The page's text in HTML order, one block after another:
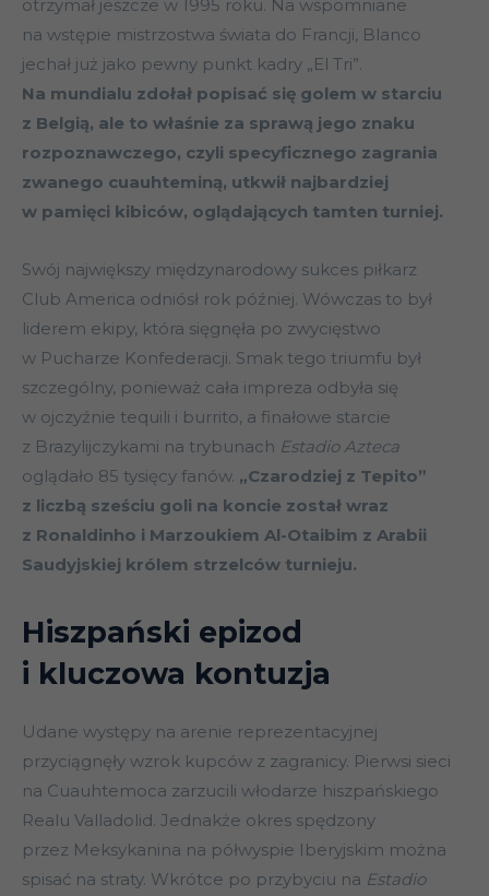
otrzymał jeszcze w 1995 roku. Na wspomniane
na wstępie mistrzostwa świata do Francji, Blanco
jechał już jako pewny punkt kadry „El Tri”.
Na mundialu zdołał popisać się golem w starciu
z Belgią, ale to właśnie za sprawą jego znaku
rozpoznawczego, czyli specyficznego zagrania
zwanego cuauhteminą, utkwił najbardziej
w pamięci kibiców, oglądających tamten turniej.
Swój największy międzynarodowy sukces piłkarz
Club America odniósł rok później. Wówczas to był
liderem ekipy, która sięgnęła po zwycięstwo
w Pucharze Konfederacji. Smak tego triumfu był
szczególny, ponieważ cała impreza odbyła się
w ojczyźnie tequili i burrito, a finałowe starcie
z Brazylijczykami na trybunach Estadio Azteca
oglądało 85 tysięcy fanów. „Czarodziej z Tepito”
z liczbą sześciu goli na koncie został wraz
z Ronaldinho i Marzoukiem Al-Otaibim z Arabii
Saudyjskiej królem strzelców turnieju.
Hiszpański epizod
i kluczowa kontuzja
Udane występy na arenie reprezentacyjnej
przyciągnęły wzrok kupców z zagranicy. Pierwsi sieci
na Cuauhtemoca zarzucili włodarze hiszpańskiego
Realu Valladolid. Jednakże okres spędzony
przez Meksykanina na półwyspie Iberyjskim można
spisać na straty. Wkrótce po przybyciu na Estadio